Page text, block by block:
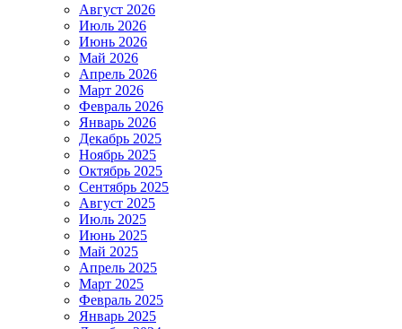
Август 2026
Июль 2026
Июнь 2026
Май 2026
Апрель 2026
Март 2026
Февраль 2026
Январь 2026
Декабрь 2025
Ноябрь 2025
Октябрь 2025
Сентябрь 2025
Август 2025
Июль 2025
Июнь 2025
Май 2025
Апрель 2025
Март 2025
Февраль 2025
Январь 2025